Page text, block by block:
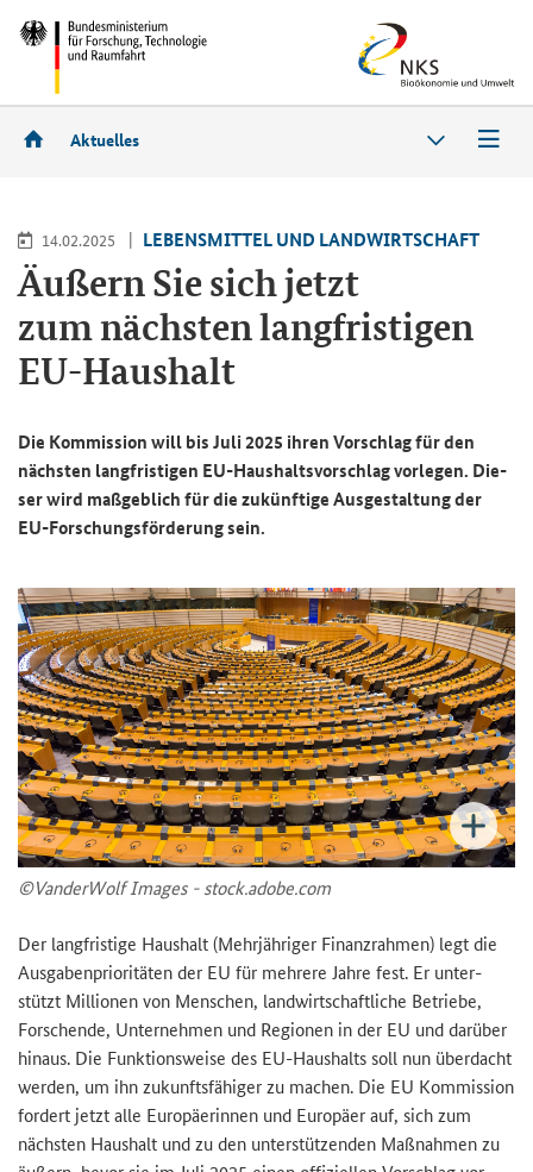
Aktuelles
14.02.2025 LE­BENS­MIT­TEL UND LAND­WIRT­SCHAFT
Äu­ßern Sie sich jetzt
zum nächs­ten lang­fris­ti­gen
EU-​Haushalt
Die Kom­mis­si­on will bis Juli 2025 ihren Vor­schlag für den
nächs­ten lang­fris­ti­gen EU-​Haushaltsvorschlag vor­le­gen. Die­
ser wird maß­geb­lich für die zu­künf­ti­ge Aus­ge­stal­tung der
EU-​Forschungsförderung sein.
©Van­der­Wolf Images - stock.adobe.com
Der lang­fris­ti­ge Haus­halt (Mehr­jäh­ri­ger Fi­nanz­rah­men) legt die
Aus­ga­ben­prio­ri­tä­ten der EU für meh­re­re Jahre fest. Er un­ter­
stützt Mil­lio­nen von Men­schen, land­wirt­schaft­li­che Be­trie­be,
For­schen­de, Un­ter­neh­men und Re­gio­nen in der EU und dar­über
hin­aus. Die Funk­ti­ons­wei­se des EU-​Haushalts soll nun über­dacht
wer­den, um ihn zu­kunfts­fä­hi­ger zu ma­chen. Die EU Kom­mis­si­on
for­dert jetzt alle Eu­ro­päe­rin­nen und Eu­ro­pä­er auf, sich zum
nächs­ten Haus­halt und zu den un­ter­stüt­zen­den Maß­nah­men zu